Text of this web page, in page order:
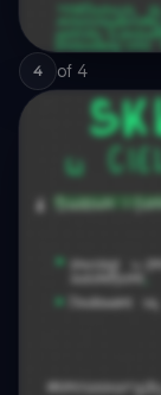
4 of 4